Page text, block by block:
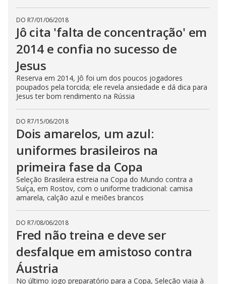
DO R7/01/06/2018
Jô cita 'falta de concentração' em
2014 e confia no sucesso de
Jesus
Reserva em 2014, Jô foi um dos poucos jogadores
poupados pela torcida; ele revela ansiedade e dá dica para
Jesus ter bom rendimento na Rússia
DO R7/15/06/2018
Dois amarelos, um azul:
uniformes brasileiros na
primeira fase da Copa
Seleção Brasileira estreia na Copa do Mundo contra a
Suíça, em Rostov, com o uniforme tradicional: camisa
amarela, calção azul e meiões brancos
DO R7/08/06/2018
Fred não treina e deve ser
desfalque em amistoso contra
Áustria
No último jogo preparatório para a Copa, Seleção viaja à